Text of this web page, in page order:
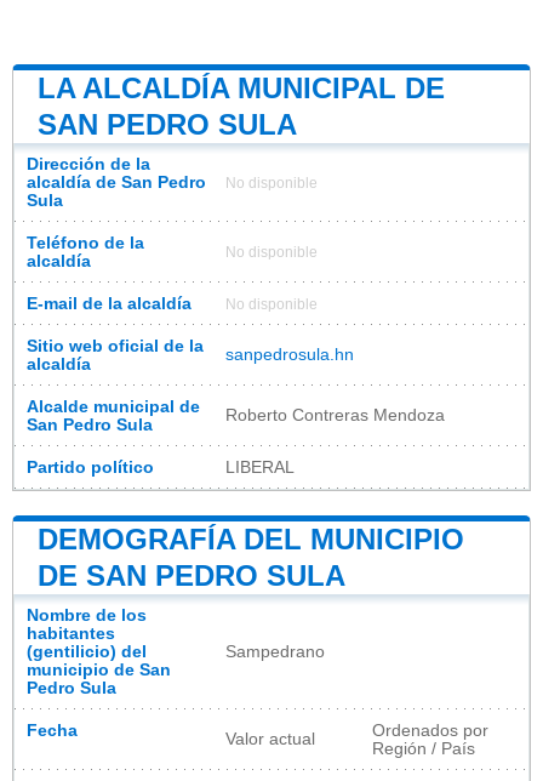
LA ALCALDÍA MUNICIPAL DE
SAN PEDRO SULA
Dirección de la
alcaldía de San Pedro
Sula
No disponible
Teléfono de la
alcaldía
No disponible
E-mail de la alcaldía No disponible
Sitio web oficial de la
alcaldía
sanpedrosula.hn
Alcalde municipal de
San Pedro Sula
Roberto Contreras Mendoza
Partido político LIBERAL
DEMOGRAFÍA DEL MUNICIPIO
DE SAN PEDRO SULA
Nombre de los
habitantes
(gentilicio) del
municipio de San
Pedro Sula
Sampedrano
Fecha Valor actual
Ordenados por
Región / País